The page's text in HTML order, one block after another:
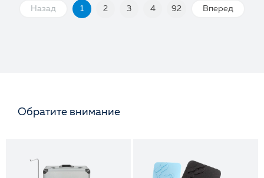
Наши покупатели это:
для клиентов. В разделе вы найдете:
Назад 1 2 3 4 92 Вперед
Обратите внимание